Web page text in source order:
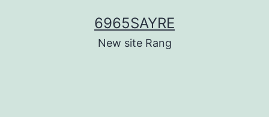
6965SAYRE
New site Rang